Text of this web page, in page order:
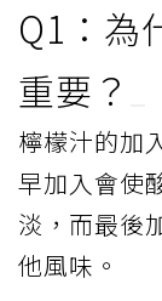
Q1：為
重要？
檸檬汁的加
早加入會使
淡，而最後
他風味。